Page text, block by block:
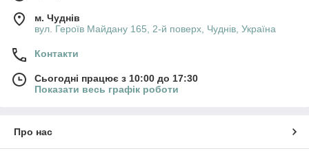
м. Чуднів
вул. Героїв Майдану 165, 2-й поверх, Чуднів, Україна
Контакти
Сьогодні працює з 10:00 до 17:30
Показати весь графік роботи
Про нас